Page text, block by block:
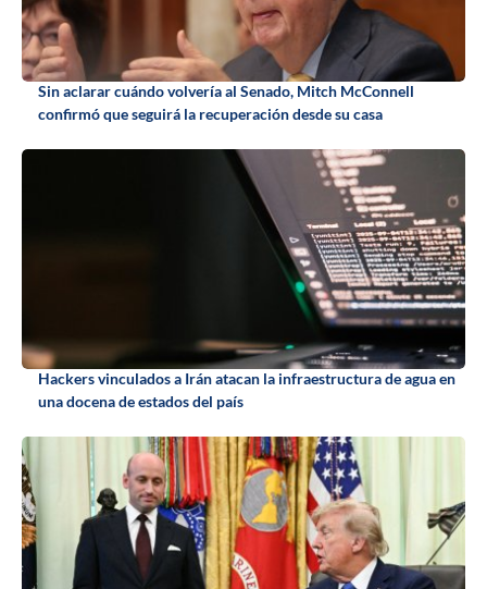
Sin aclarar cuándo volvería al Senado, Mitch McConnell
confirmó que seguirá la recuperación desde su casa
Hackers vinculados a Irán atacan la infraestructura de agua en
una docena de estados del país